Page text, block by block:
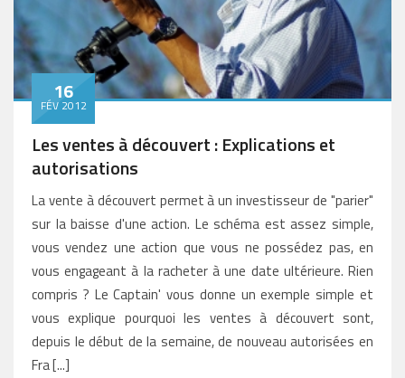
16
FÉV 2012
Les ventes à découvert : Explications et
autorisations
La vente à découvert permet à un investisseur de "parier"
sur la baisse d'une action. Le schéma est assez simple,
vous vendez une action que vous ne possédez pas, en
vous engageant à la racheter à une date ultérieure. Rien
compris ? Le Captain' vous donne un exemple simple et
vous explique pourquoi les ventes à découvert sont,
depuis le début de la semaine, de nouveau autorisées en
Fra [...]